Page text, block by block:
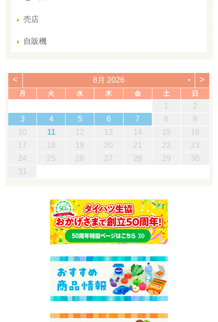
売店
自販機
< 8月 2026 ▼ >
月 火 水 木 金 土 日
1
2
3
4 5 6 7 8
9
10
11 12 13 14 15
16
17
18 19 20 21 22
23
24
25 26 27 28 29
30
31